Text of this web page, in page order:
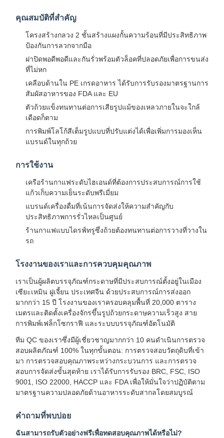
หน้าแรก
คุณสมบัติที่สำคัญ
โครงสร้างกลวง 2 ชั้นสร้างแผงกั้นความร้อนที่มีประสิทธิภาพ
ป้องกันการลวกจากมือ
ฝาปิดพอดีพอดีและกันรั่วพร้อมตัวล็อคที่ปลอดภัยเพื่อการขนส่ง
ที่ไม่หก
เคลือบด้านใน PE เกรดอาหาร ได้รับการรับรองมาตรฐานการ
สัมผัสอาหารของ FDA และ EU
ตัวถ้วยแข็งทนทานต่อการเสียรูปแม้ของเหลวภายในจะใกล้
เดือดก็ตาม
การพิมพ์โลโก้สีเต็มรูปแบบที่ปรับแต่งได้เพื่อเพิ่มการมองเห็น
แบรนด์ในทุกถ้วย
การใช้งาน
เครือร้านกาแฟระดับไฮเอนด์ที่ต้องการประสบการณ์การใช้
แก้วเก็บความเย็นระดับพรีเมี่ยม
แบรนด์เครื่องดื่มที่เน้นการจัดส่งให้ความสำคัญกับ
ประสิทธิภาพการรั่วไหลเป็นศูนย์
ร้านกาแฟแบบไดรฟ์ทรูซึ่งถ้วยต้องทนทานต่อการวางที่วางใน
รถ
โรงงานของเราและการควบคุมคุณภาพ
เราเป็นผู้ผลิตบรรจุภัณฑ์กระดาษที่มีประสบการณ์ตั้งอยู่ในเมือง
เซียะเหมิน ฝูเจี้ยน ประเทศจีน ด้วยประสบการณ์การส่งออก
มากกว่า 15 ปี โรงงานของเราครอบคลุมพื้นที่ 20,000 ตาราง
เมตรและติดตั้งเครื่องจักรขึ้นรูปถ้วยกระดาษความเร็วสูง สาย
การพิมพ์เฟล็กโซกราฟี และระบบบรรจุภัณฑ์อัตโนมัติ
ทีม QC ของเราซึ่งมีผู้เชี่ยวชาญมากกว่า 10 คนดำเนินการตรวจ
สอบผลิตภัณฑ์ 100% ในทุกขั้นตอน: การตรวจสอบวัตถุดิบที่เข้า
มา การตรวจสอบคุณภาพระหว่างกระบวนการ และการตรวจ
สอบการจัดส่งขั้นสุดท้าย เราได้รับการรับรอง BRC, FSC, ISO
9001, ISO 22000, HACCP และ FDA เพื่อให้มั่นใจว่าปฏิบัติตาม
มาตรฐานความปลอดภัยด้านอาหารระดับสากลโดยสมบูรณ์
คำถามที่พบบ่อย
ฉันสามารถรับตัวอย่างฟรีเพื่อทดสอบคุณภาพได้หรือไม่?